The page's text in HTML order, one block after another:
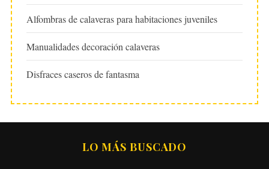
Alfombras de calaveras para habitaciones juveniles
Manualidades decoración calaveras
Disfraces caseros de fantasma
LO MÁS BUSCADO